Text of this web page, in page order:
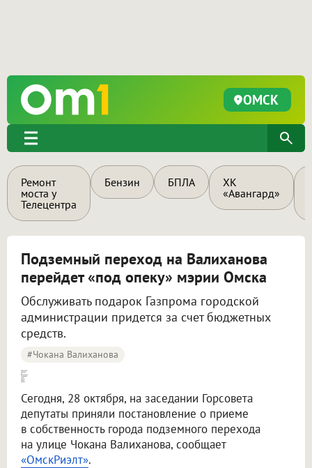
ОМСК
Ремонт
моста у
Телецентра
Бензин БПЛА
ХК
«Авангард»
Подземный переход на Валиханова
перейдет «под опеку» мэрии Омска
Обслуживать подарок Газпрома городской
администрации придется за счет бюджетных
средств.
#Чокана Валиханова
Сегодня, 28 октября, на заседании Горсовета
депутаты приняли постановление о приеме
в собственность города подземного перехода
на улице Чокана Валиханова, сообщает
«ОмскРиэлт».